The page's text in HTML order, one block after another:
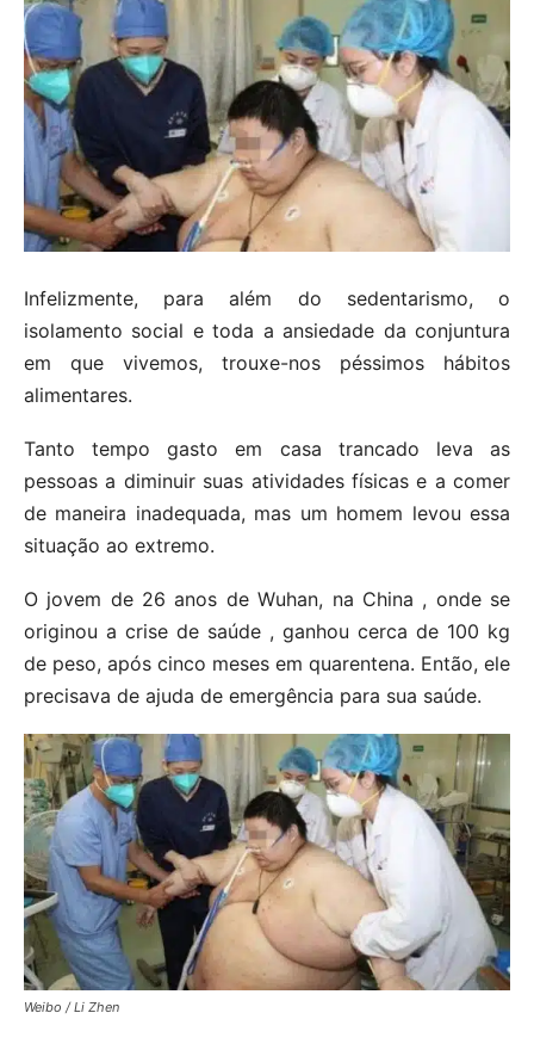
Infelizmente, para além do sedentarismo, o
isolamento social e toda a ansiedade da conjuntura
em que vivemos, trouxe-nos péssimos hábitos
alimentares.
Tanto tempo gasto em casa trancado leva as
pessoas a diminuir suas atividades físicas e a comer
de maneira inadequada, mas um homem levou essa
situação ao extremo.
O jovem de 26 anos de Wuhan, na China , onde se
originou a crise de saúde , ganhou cerca de 100 kg
de peso, após cinco meses em quarentena. Então, ele
precisava de ajuda de emergência para sua saúde.
Weibo / Li Zhen